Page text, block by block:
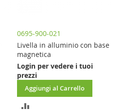
0695-900-021
Livella in alluminio con base
magnetica
Login per vedere i tuoi
prezzi
Aggiungi al Carrello